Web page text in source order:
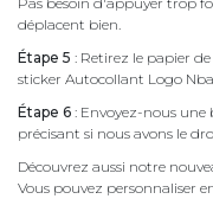
déplacent bien.
Étape 5 : Retirez le papier
sticker Autocollant Logo
Étape 6 : Envoyez-nous
précisant si nous avons le
Découvrez aussi notre
Vous pouvez personnaliser